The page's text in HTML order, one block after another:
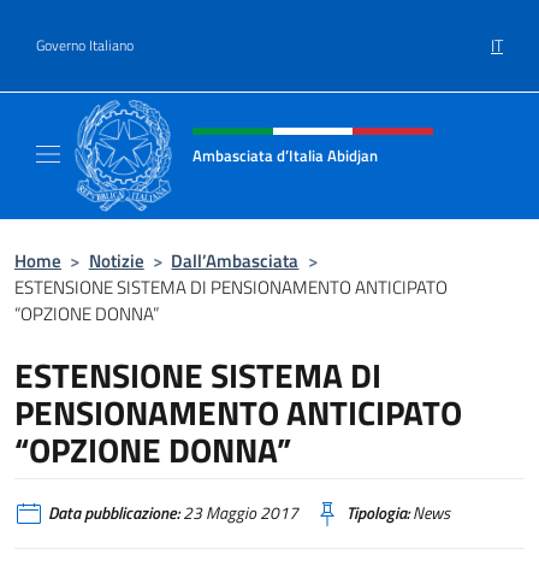
Governo Italiano IT
Intestazione sito, social e menù
Ambasciata d’Italia Abidjan
Home > Notizie > Dall’Ambasciata >
ESTENSIONE SISTEMA DI PENSIONAMENTO ANTICIPATO
“OPZIONE DONNA”
ESTENSIONE SISTEMA DI
PENSIONAMENTO ANTICIPATO
“OPZIONE DONNA”
Data pubblicazione:23 Maggio 2017 Tipologia:News